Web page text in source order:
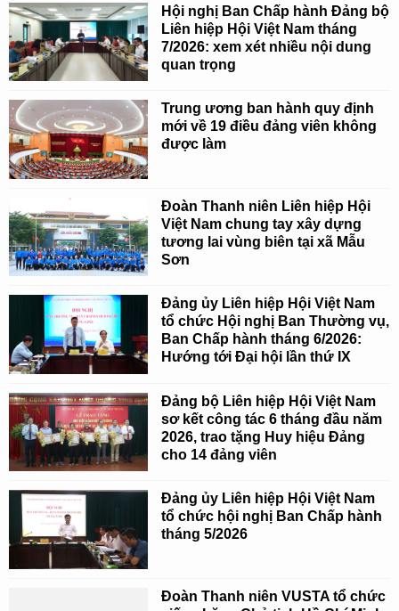
Hội nghị Ban Chấp hành Đảng bộ
Liên hiệp Hội Việt Nam tháng
7/2026: xem xét nhiều nội dung
quan trọng
Trung ương ban hành quy định
mới về 19 điều đảng viên không
được làm
Đoàn Thanh niên Liên hiệp Hội
Việt Nam chung tay xây dựng
tương lai vùng biên tại xã Mẫu
Sơn
Đảng ủy Liên hiệp Hội Việt Nam
tổ chức Hội nghị Ban Thường vụ,
Ban Chấp hành tháng 6/2026:
Hướng tới Đại hội lần thứ IX
Đảng bộ Liên hiệp Hội Việt Nam
sơ kết công tác 6 tháng đầu năm
2026, trao tặng Huy hiệu Đảng
cho 14 đảng viên
Đảng ủy Liên hiệp Hội Việt Nam
tổ chức hội nghị Ban Chấp hành
tháng 5/2026
Đoàn Thanh niên VUSTA tổ chức